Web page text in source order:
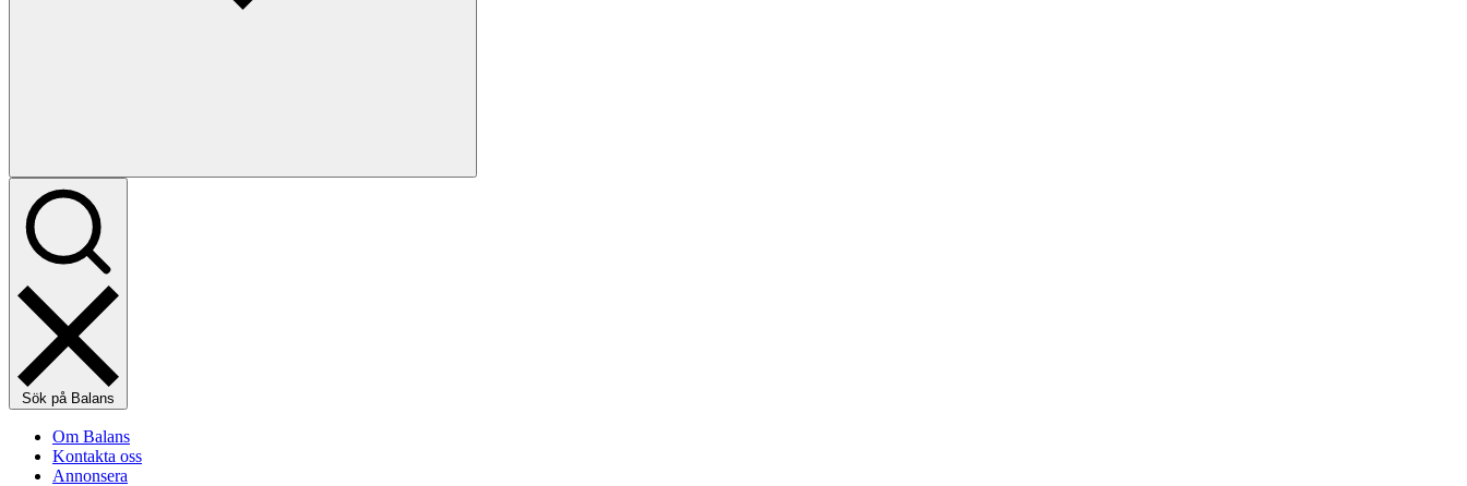
Sök på Balans
Om Balans
Kontakta oss
Annonsera